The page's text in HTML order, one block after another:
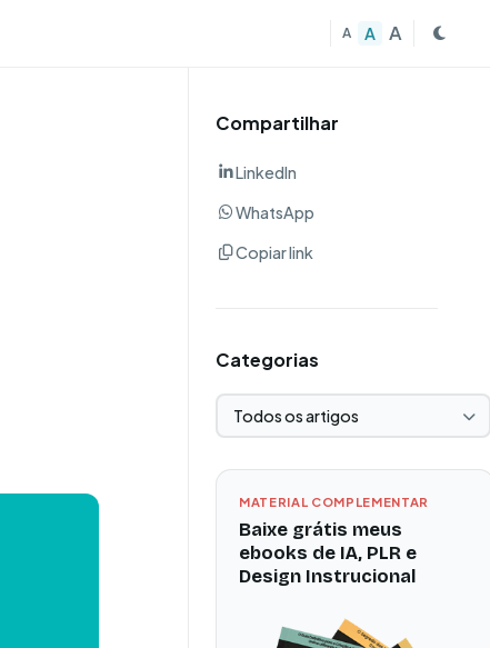
A A A
Compartilhar
LinkedIn
WhatsApp
Copiar link
Categorias
Selecionar categoria
MATERIAL COMPLEMENTAR
Baixe grátis meus
ebooks de IA, PLR e
Design Instrucional